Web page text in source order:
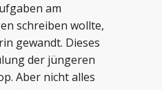
am
schreiben wollte,
gewandt. Dieses
der jüngeren
Aber nicht alles